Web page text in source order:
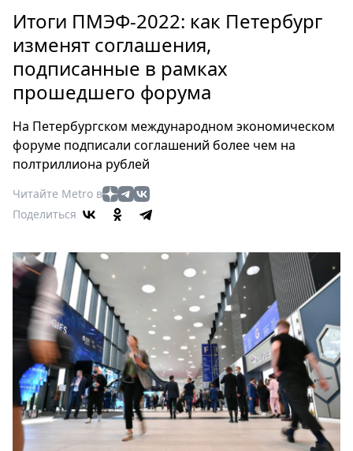
Россия
Мир
Здоровье
Еда
Мода
Театр
Кино
Афиша
Книги
Пресс-
релизы
О
Metro
Стримы
Спецпроекты
Звезды
Выборы
2026
Итоги ПМЭФ-2022: как Петербург
изменят соглашения,
подписанные в рамках
прошедшего форума
На Петербургском международном экономическом
форуме подписали соглашений более чем на
полтриллиона рублей
Читайте Metro в
Поделиться